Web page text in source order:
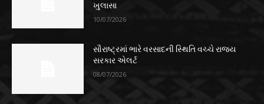
ખુલાસા
10/07/2026
સૌરાષ્ટ્રમાં ભારે વરસાદની સ્થિતિ વચ્ચે રાજ્ય
સરકાર એલર્ટ
08/07/2026